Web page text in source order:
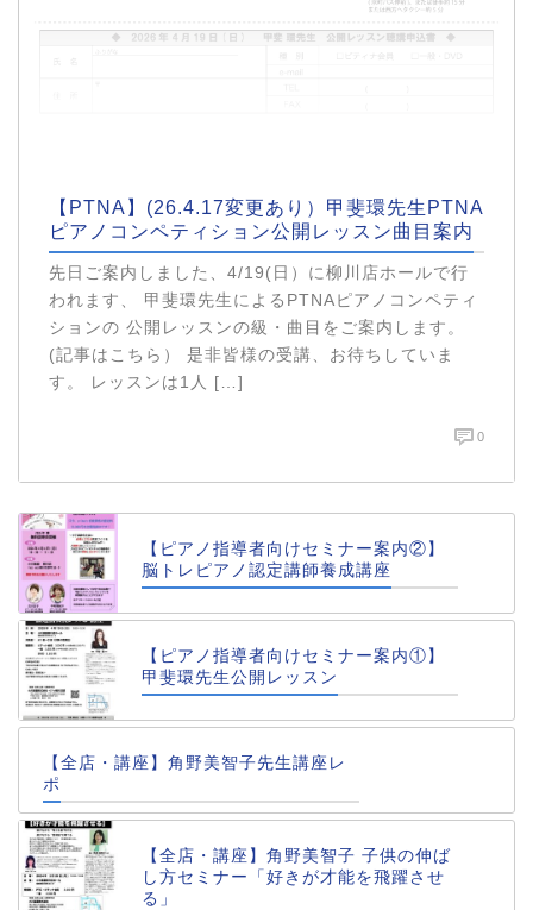
【PTNA】(26.4.17変更あり）甲斐環先生PTNA
ピアノコンペティション公開レッスン曲目案内
先日ご案内しました、4/19(日）に柳川店ホールで行
われます、 甲斐環先生によるPTNAピアノコンペティ
ションの 公開レッスンの級・曲目をご案内します。
(記事はこちら） 是非皆様の受講、お待ちしていま
す。 レッスンは1人 […]
0
【ピアノ指導者向けセミナー案内②】
脳トレピアノ認定講師養成講座
【ピアノ指導者向けセミナー案内①】
甲斐環先生公開レッスン
【全店・講座】角野美智子先生講座レ
ポ
【全店・講座】角野美智子 子供の伸ば
し方セミナー「好きが才能を飛躍させ
る」